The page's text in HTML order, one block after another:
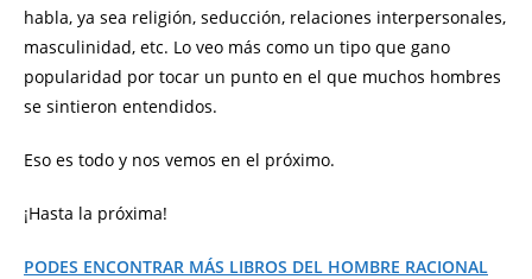
habla, ya sea religión, seducción, relaciones interpersonales,
masculinidad, etc. Lo veo más como un tipo que gano
popularidad por tocar un punto en el que muchos hombres
se sintieron entendidos.
Eso es todo y nos vemos en el próximo.
¡Hasta la próxima!
PODES ENCONTRAR MÁS LIBROS DEL HOMBRE RACIONAL